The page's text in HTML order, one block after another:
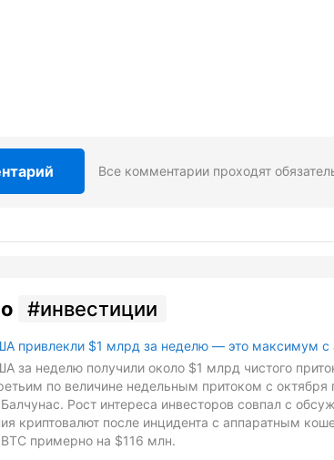
Все комментарии проходят
инвестиции
привлекли $1 млрд за неделю — это максимум с
за неделю получили около $1 млрд чистого
по величине недельным притоком с
Рост интереса инвесторов совпал с
криптовалют после инцидента с аппаратным
примерно на $116 млн.